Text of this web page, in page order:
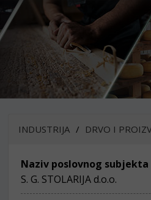
INDUSTRIJA DRVO I
Naziv poslovnog subjekta
S. G. STOLARIJA d.o.o.